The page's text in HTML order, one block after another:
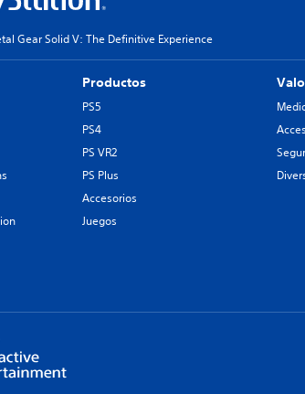
Gear Solid V: The Definitive Experience
Productos
PS5
PS4
PS VR2
PS Plus
Accesorios
Juegos